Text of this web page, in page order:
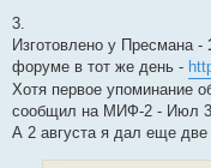
3.
Изготовлено у Пресмана -
форуме в тот же день -
Хотя первое упоминание
сообщил на МИФ-2 - Июл
А 2 августа я дал еще